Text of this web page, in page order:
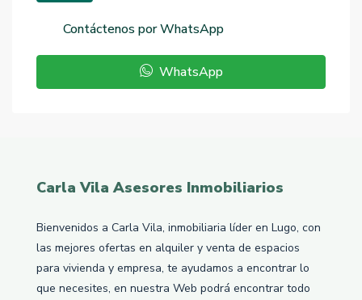
WhatsApp
Carla Vila Asesores Inmobiliarios
Bienvenidos a Carla Vila, inmobiliaria líder en Lugo, con
las mejores ofertas en alquiler y venta de espacios
para vivienda y empresa, te ayudamos a encontrar lo
que necesites, en nuestra Web podrá encontrar todo